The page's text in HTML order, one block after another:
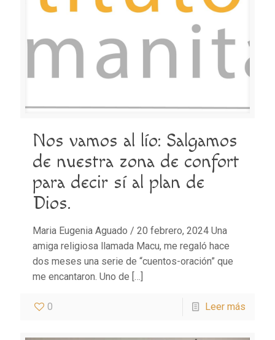
Nos vamos al lío: Salgamos
de nuestra zona de confort
para decir sí al plan de
Dios.
Maria Eugenia Aguado / 20 febrero, 2024 Una
amiga religiosa llamada Macu, me regaló hace
dos meses una serie de “cuentos-oración” que
me encantaron. Uno de […]
0 Leer más